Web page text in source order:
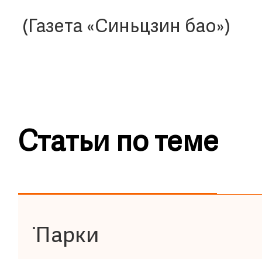
(Газета «Синьцзин бао»)
Статьи по теме
Парки